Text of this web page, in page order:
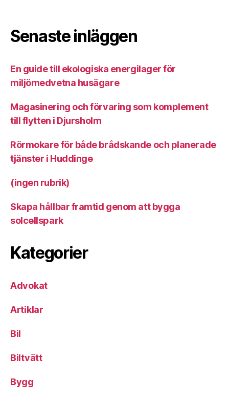
Senaste inläggen
En guide till ekologiska energilager för
miljömedvetna husägare
Magasinering och förvaring som komplement
till flytten i Djursholm
Rörmokare för både brådskande och planerade
tjänster i Huddinge
(ingen rubrik)
Skapa hållbar framtid genom att bygga
solcellspark
Kategorier
Advokat
Artiklar
Bil
Biltvätt
Bygg